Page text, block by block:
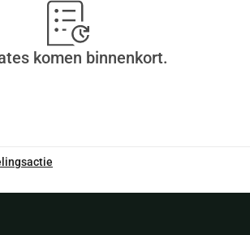
komen binnenkort.